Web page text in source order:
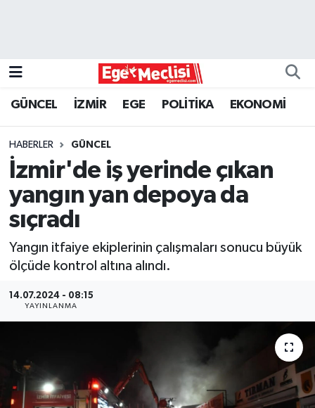
GÜNCEL İZMİR EGE POLİTİKA EKONOMİ
HABERLER GÜNCEL
İzmir'de iş yerinde çıkan
yangın yan depoya da
sıçradı
Yangın itfaiye ekiplerinin çalışmaları sonucu büyük
ölçüde kontrol altına alındı.
14.07.2024 - 08:15
YAYINLANMA
GÜNCEL
İZMİR
ÖZEL HABER
Programlar
SPOR